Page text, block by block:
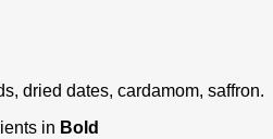
dried dates, cardamom, saffron.
in Bold